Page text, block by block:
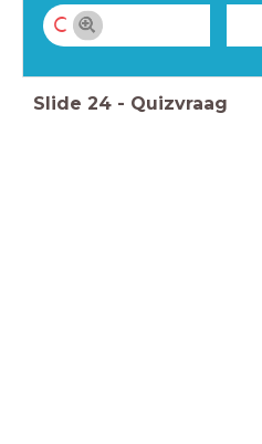
C
Slide 24 - Quizvraag